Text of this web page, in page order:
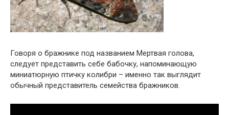
Говоря о бражнике под названием Мертвая голова,
следует представить себе бабочку, напоминающую
миниатюрную птичку колибри – именно так выглядит
обычный представитель семейства бражников.